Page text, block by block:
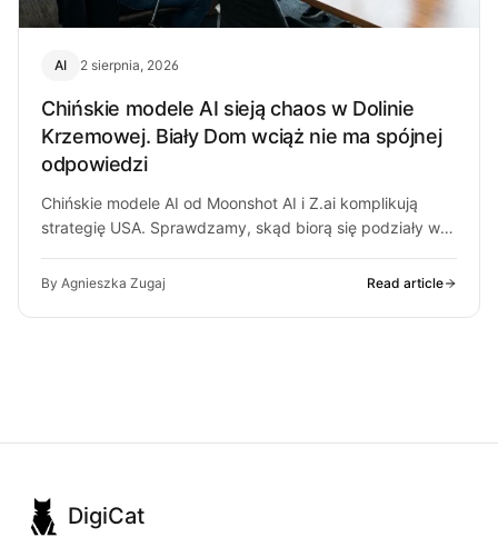
AI 2 sierpnia, 2026
Chińskie modele AI sieją chaos w Dolinie
Krzemowej. Biały Dom wciąż nie ma spójnej
odpowiedzi
Chińskie modele AI od Moonshot AI i Z.ai komplikują
strategię USA. Sprawdzamy, skąd biorą się podziały w
By Agnieszka Zugaj Read article
DigiCat